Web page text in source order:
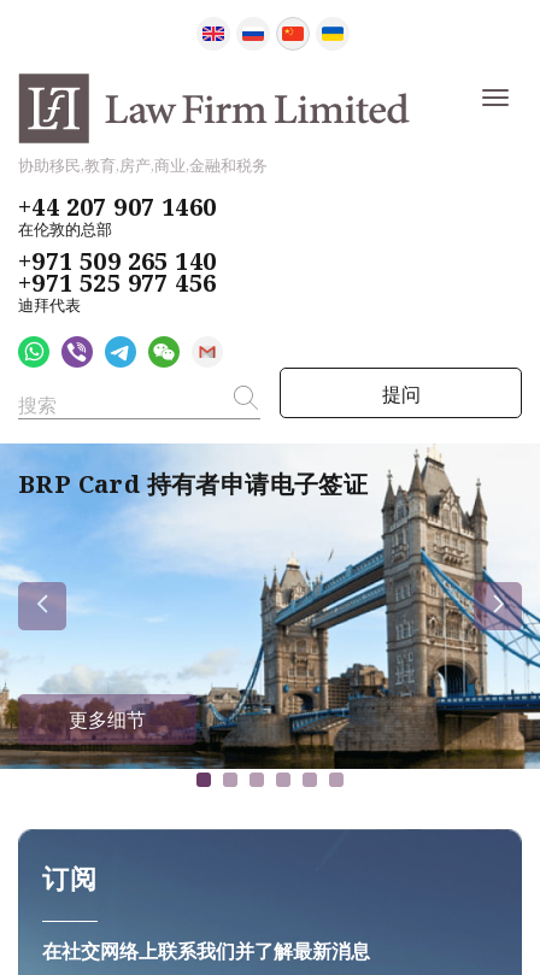
协助移民,教育,房产,商业,金融和税务
+44 207 907 1460
在伦敦的总部
+971 509 265 140
+971 525 977 456
迪拜代表
提问
BRP Card 持有者申请电子签证
更多细节
订阅
在社交网络上联系我们并了解最新消息